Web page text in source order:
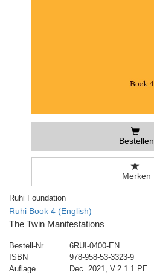
Bestellen
Merken
Ruhi Foundation
Ruhi Book 4 (English)
The Twin Manifestations
Bestell-Nr
6RUI-0400-EN
ISBN
978-958-53-3323-9
Auflage
Dec. 2021, V.2.1.1.PE